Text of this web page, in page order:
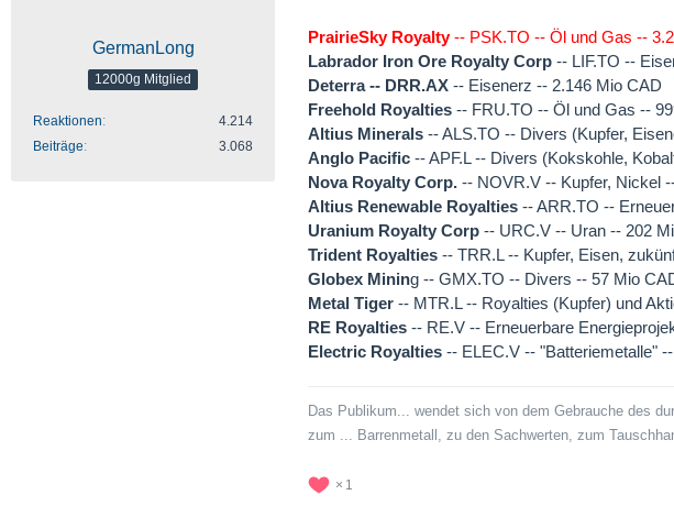
GermanLong
12000g Mitglied
Reaktionen
4.214
Beiträge
3.068
PrairieSky Royalty-- PSK.TO -- Öl und Gas --
Labrador Iron Ore Royalty Corp -- LIF.TO --
Deterra -- DRR.AX -- Eisenerz -- 2.146 Mio CAD
Freehold Royalties -- FRU.TO -- Öl und Gas --
Altius Minerals -- ALS.TO -- Divers (Kupfer,
Anglo Pacific -- APF.L -- Divers (Kokskohle,
Nova Royalty Corp. -- NOVR.V -- Kupfer, Nickel
Altius Renewable Royalties -- ARR.TO --
Uranium Royalty Corp -- URC.V -- Uran -- 202
Trident Royalties -- TRR.L -- Kupfer, Eisen,
Globex Mining -- GMX.TO -- Divers -- 57 Mio
Metal Tiger -- MTR.L -- Royalties (Kupfer) und
RE Royalties -- RE.V -- Erneuerbare
Electric Royalties -- ELEC.V -- "Batteriemetalle"
Das Publikum... wendet sich von dem Gebrauche des
zum ... Barrenmetall, zu den Sachwerten, zum
1